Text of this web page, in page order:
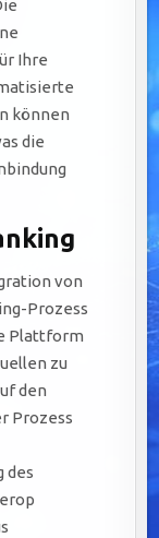
Ihre
können
die
von
Prozess
Plattform
zu
den
Prozess
des